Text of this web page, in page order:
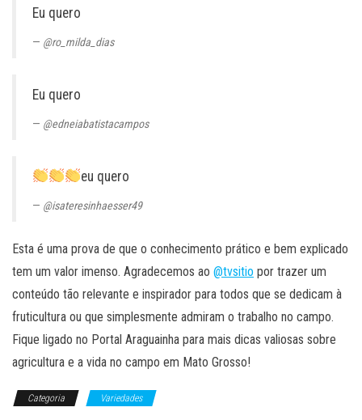
Eu quero
@ro_milda_dias
Eu quero
@edneiabatistacampos
eu quero
@isateresinhaesser49
Esta é uma prova de que o conhecimento prático e bem explicado
tem um valor imenso. Agradecemos ao @tvsitio por trazer um
conteúdo tão relevante e inspirador para todos que se dedicam à
fruticultura ou que simplesmente admiram o trabalho no campo.
Fique ligado no Portal Araguainha para mais dicas valiosas sobre
agricultura e a vida no campo em Mato Grosso!
Categoria Variedades